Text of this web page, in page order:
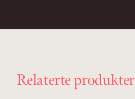
Relaterte produkter